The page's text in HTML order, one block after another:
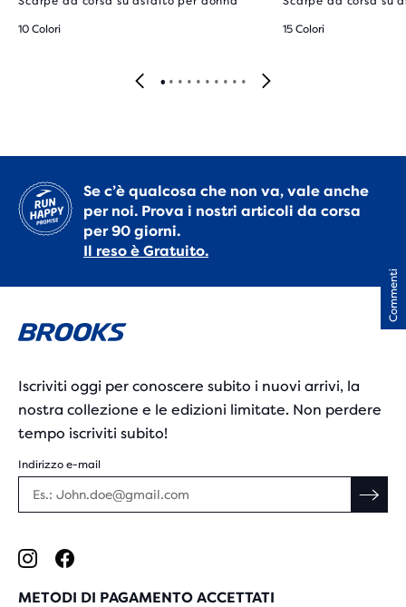
10 Colori 15 Colori
Se c’è qualcosa che non va, vale anche
per noi. Prova i nostri articoli da corsa
per 90 giorni.
Il reso è Gratuito.
Iscriviti oggi per conoscere subito i nuovi arrivi, la
nostra collezione e le edizioni limitate. Non perdere
tempo iscriviti subito!
Indirizzo e-mail
METODI DI PAGAMENTO ACCETTATI
Commenti